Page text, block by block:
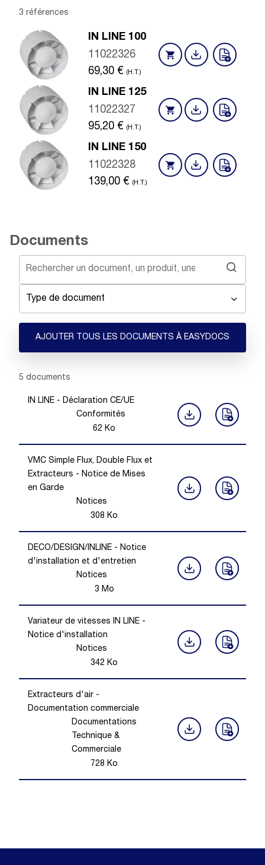
3 références
IN LINE 100
11022326
69,30 € (H.T.)
IN LINE 125
11022327
95,20 € (H.T.)
IN LINE 150
11022328
139,00 € (H.T.)
Documents
Type de document
AJOUTER TOUS LES DOCUMENTS À EASYDOCS
Showing 1 -5
5 documents
IN LINE - Déclaration CE/UE
Conformités
62 Ko
VMC Simple Flux, Double Flux et
Extracteurs - Notice de Mises
en Garde
Notices
308 Ko
DECO/DESIGN/INLINE - Notice
d'installation et d'entretien
Notices
3 Mo
Variateur de vitesses IN LINE -
Notice d'installation
Notices
342 Ko
Extracteurs d'air -
Documentation commerciale
Documentations
Technique &
Commerciale
728 Ko